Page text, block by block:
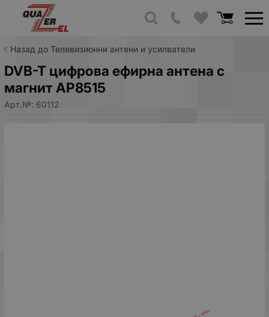
Назад до Телевизионни антени и усилватели
DVB-T цифрова ефирна антена с
магнит AP8515
Арт.№: 60112